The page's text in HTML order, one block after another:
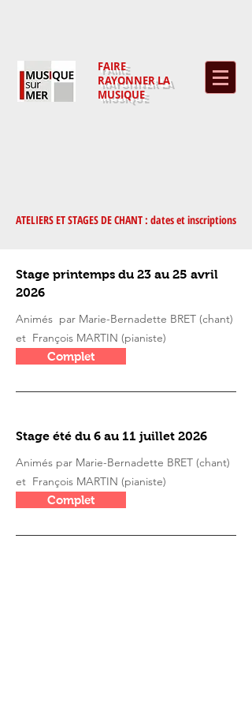
FAIRE
RAYONNERLA
MUSIQUE
ATELIERS ET STAGES DE CHANT : dates et inscriptions
Stage printemps du 23 au 25 avril
2026
Animés par Marie-Bernadette BRET (chant)
et François MARTIN (pianiste)
Complet
Stage été du 6 au 11 juillet 2026
Animés par Marie-Bernadette BRET (chant)
et François MARTIN (pianiste)
Complet